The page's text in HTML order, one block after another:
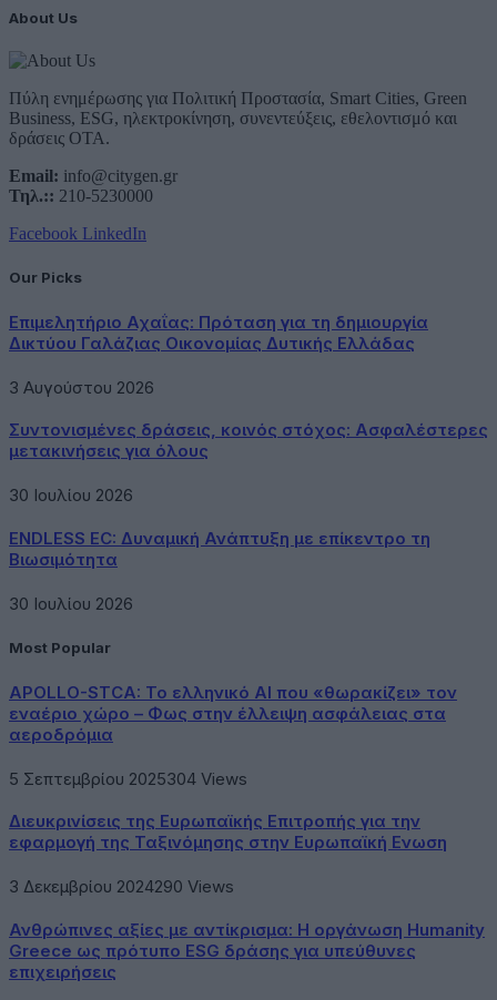
About Us
Πύλη ενημέρωσης για Πολιτική Προστασία, Smart Cities, Green
Business, ESG, ηλεκτροκίνηση, συνεντεύξεις, εθελοντισμό και
δράσεις ΟΤΑ.
Email: info@citygen.gr
Τηλ.:: 210-5230000
Facebook LinkedIn
Our Picks
Επιμελητήριο Αχαΐας: Πρόταση για τη δημιουργία
Δικτύου Γαλάζιας Οικονομίας Δυτικής Ελλάδας
3 Αυγούστου 2026
Συντονισμένες δράσεις, κοινός στόχος: Ασφαλέστερες
μετακινήσεις για όλους
30 Ιουλίου 2026
ENDLESS EC: Δυναμική Ανάπτυξη με επίκεντρο τη
Βιωσιμότητα
30 Ιουλίου 2026
Most Popular
APOLLO-STCA: Το ελληνικό AI που «θωρακίζει» τον
εναέριο χώρο – Φως στην έλλειψη ασφάλειας στα
αεροδρόμια
5 Σεπτεμβρίου 2025304 Views
Διευκρινίσεις της Ευρωπαϊκής Επιτροπής για την
εφαρμογή της Ταξινόμησης στην Ευρωπαϊκή Ενωση
3 Δεκεμβρίου 2024290 Views
Ανθρώπινες αξίες με αντίκρισμα: Η οργάνωση Humanity
Greece ως πρότυπο ESG δράσης για υπεύθυνες
επιχειρήσεις